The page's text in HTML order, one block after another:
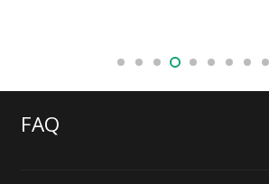
FAQ